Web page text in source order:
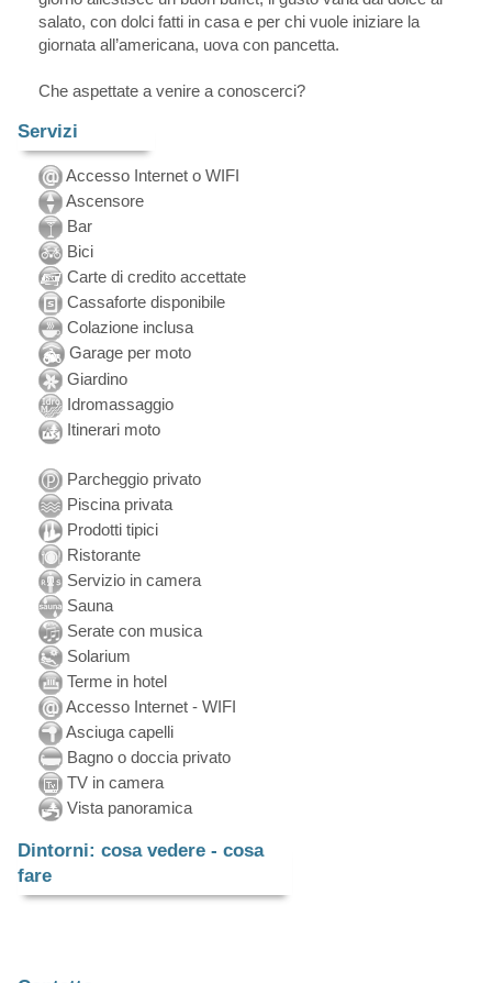
salato, con dolci fatti in casa e per chi vuole iniziare la
giornata all’americana, uova con pancetta.
Che aspettate a venire a conoscerci?
Servizi
Accesso Internet o WIFI
Ascensore
Bar
Bici
Carte di credito accettate
Cassaforte disponibile
Colazione inclusa
Garage per moto
Giardino
Idromassaggio
Itinerari moto
Parcheggio privato
Piscina privata
Prodotti tipici
Ristorante
Servizio in camera
Sauna
Serate con musica
Solarium
Terme in hotel
Accesso Internet - WIFI
Asciuga capelli
Bagno o doccia privato
TV in camera
Vista panoramica
Dintorni: cosa vedere - cosa
fare